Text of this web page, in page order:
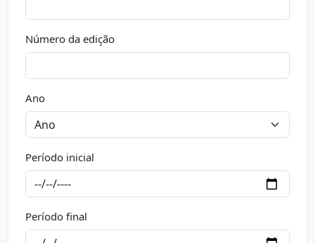
Número da edição
Ano
Período inicial
Período final